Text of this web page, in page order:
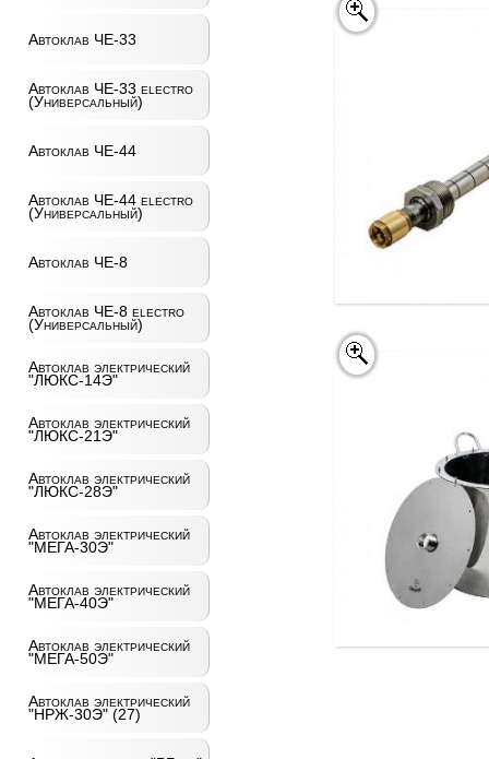
Автоклав ЧЕ-33
Автоклав ЧЕ-33 electro
(Универсальный)
Автоклав ЧЕ-44
Автоклав ЧЕ-44 electro
(Универсальный)
Автоклав ЧЕ-8
Автоклав ЧЕ-8 electro
(Универсальный)
Автоклав электрический
"ЛЮКС-14Э"
Автоклав электрический
"ЛЮКС-21Э"
Автоклав электрический
"ЛЮКС-28Э"
Автоклав электрический
"МЕГА-30Э"
Автоклав электрический
"МЕГА-40Э"
Автоклав электрический
"МЕГА-50Э"
Автоклав электрический
"НРЖ-30Э" (27)